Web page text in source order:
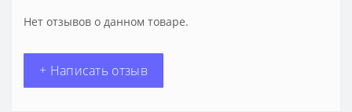
Нет отзывов о данном товаре.
+ Написать отзыв